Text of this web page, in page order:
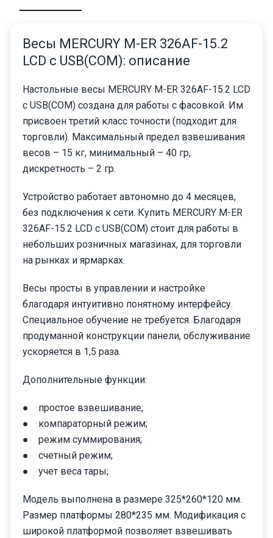
Весы MERCURY M-ER 326AF-15.2
LCD с USB(COM): описание
Настольные весы MERCURY M-ER 326AF-15.2 LCD
с USB(COM) создана для работы с фасовкой. Им
присвоен третий класс точности (подходит для
торговли). Максимальный предел взвешивания
весов – 15 кг, минимальный – 40 гр,
дискретность – 2 гр.
Устройство работает автономно до 4 месяцев,
без подключения к сети. Купить MERCURY M-ER
326AF-15.2 LCD с USB(COM) стоит для работы в
небольших розничных магазинах, для торговли
на рынках и ярмарках.
Весы просты в управлении и настройке
благодаря интуитивно понятному интерфейсу.
Специальное обучение не требуется. Благодаря
продуманной конструкции панели, обслуживание
ускоряется в 1,5 раза.
Дополнительные функции:
● простое взвешивание;
● компараторный режим;
● режим суммирования;
● счетный режим;
● учет веса тары;
Модель выполнена в размере 325*260*120 мм.
Размер платформы 280*235 мм. Модификация с
широкой платформой позволяет взвешивать